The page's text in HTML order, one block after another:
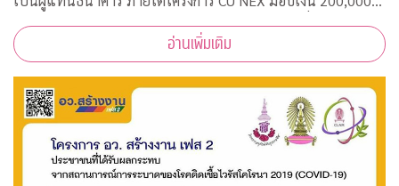
บาท ร่วมสมทบทุนสงเคราะห์สวัสดิภาพนิสิตจุฬาฯ ที่ได้รับผลกระ
ทบจากการแพร่ระบาดของเชื้อไอ่านเพิ่มเติม